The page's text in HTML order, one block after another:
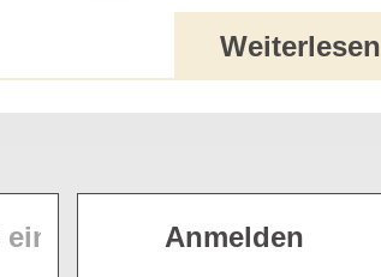
Weiterlesen